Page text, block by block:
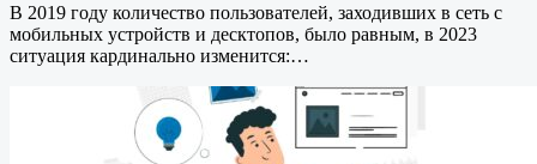
В 2019 году количество пользователей, заходивших в сеть с
мобильных устройств и десктопов, было равным, в 2023
ситуация кардинально изменится:…